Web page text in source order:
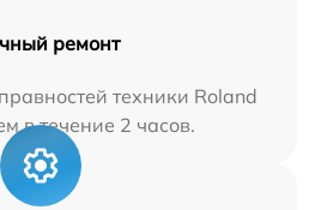
ремонт
техники Roland
в течение 2 часов.